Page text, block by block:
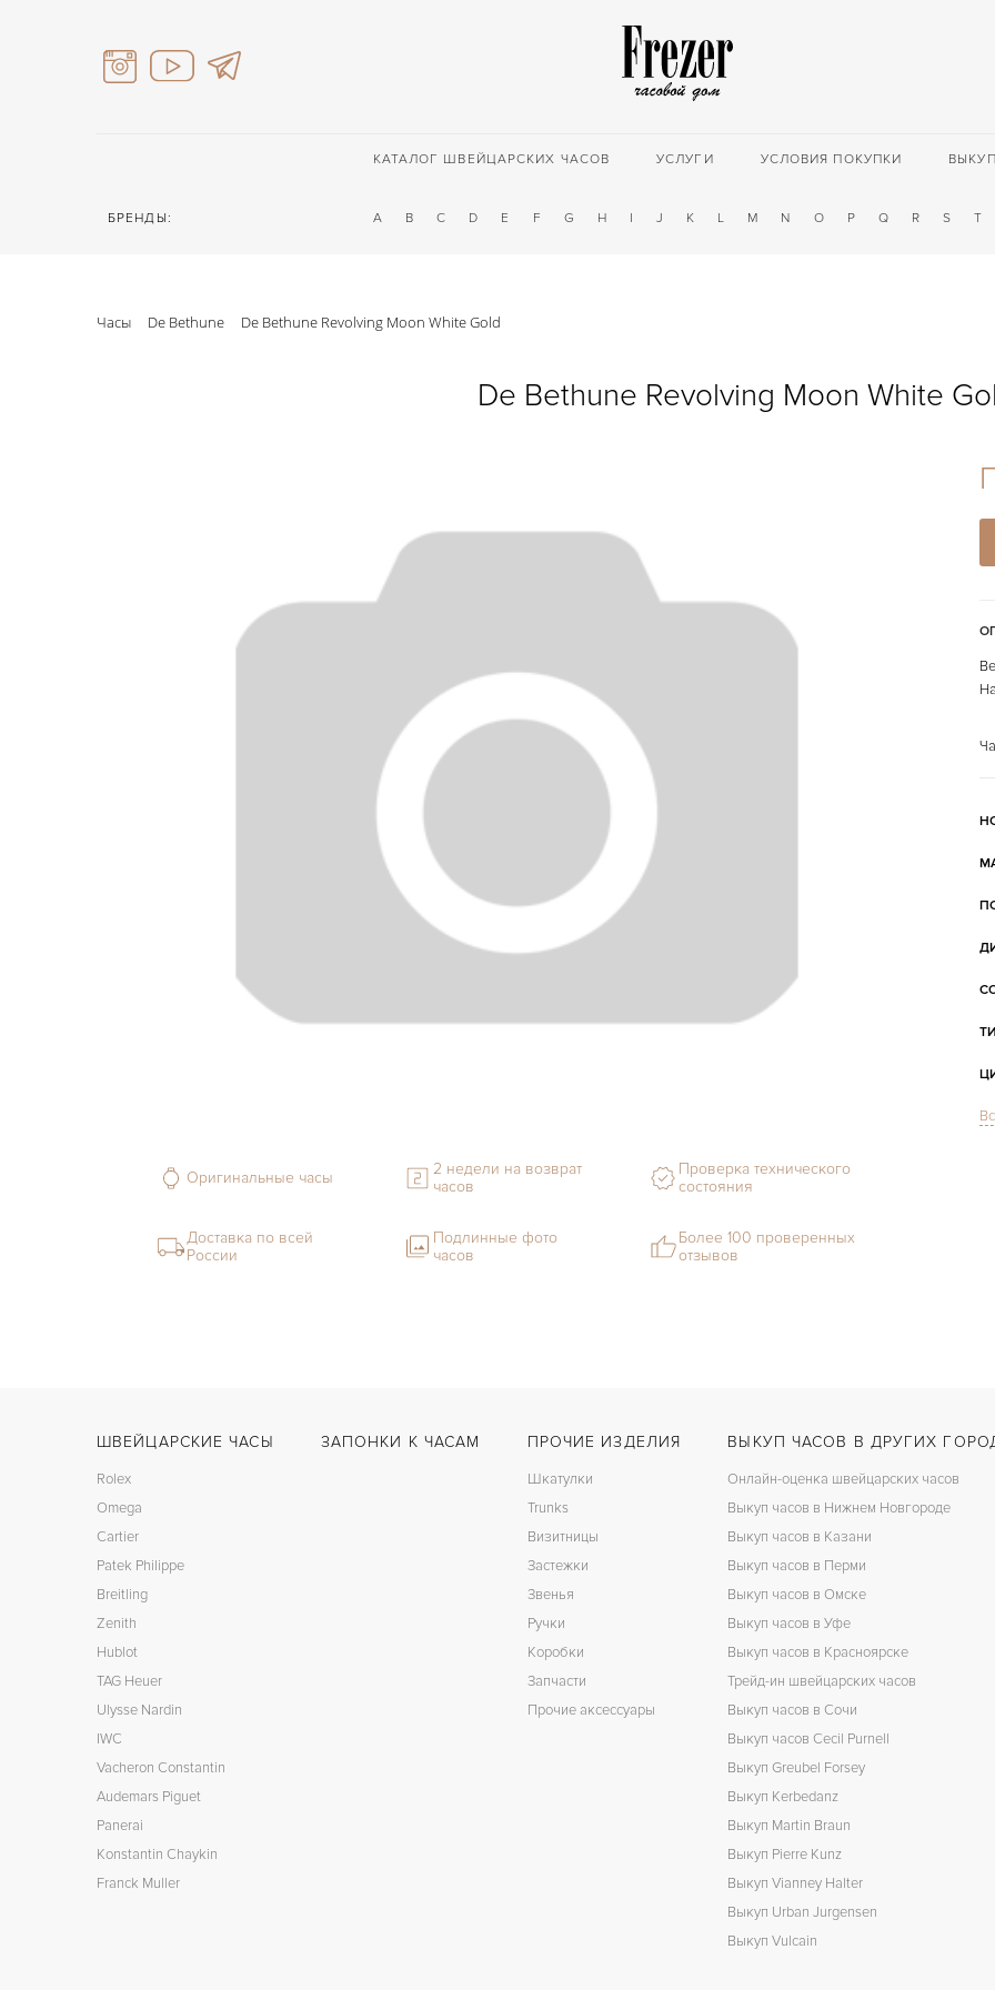
КАТАЛОГ ШВЕЙЦАРСКИХ ЧАСОВ УСЛУГИ УСЛОВИЯ ПОКУПКИ ВЫКУП
БРЕНДЫ: A B C D E F G H I J K L M N O P Q R S T
Часы De Bethune De Bethune Revolving Moon White Gold
De Bethune Revolving Moon White
Оригинальные часы
2 недели на возврат
часов
Проверка технического
состояния
Доставка по всей
России
Подлинные фото
часов
Более 100 проверенных
отзывов
ШВЕЙЦАРСКИЕ ЧАСЫ
Rolex
Omega
Cartier
Patek Philippe
Breitling
Zenith
Hublot
TAG Heuer
Ulysse Nardin
IWC
Vacheron Constantin
Audemars Piguet
Panerai
Konstantin Chaykin
Franck Muller
ЗАПОНКИ К ЧАСАМ ПРОЧИЕ ИЗДЕЛИЯ
Шкатулки
Trunks
Визитницы
Застежки
Звенья
Ручки
Коробки
Запчасти
Прочие аксессуары
ВЫКУП ЧАСОВ В ДРУГИХ
Онлайн-оценка швейцарских часов
Выкуп часов в Нижнем Новгороде
Выкуп часов в Казани
Выкуп часов в Перми
Выкуп часов в Омске
Выкуп часов в Уфе
Выкуп часов в Красноярске
Трейд-ин швейцарских часов
Выкуп часов в Сочи
Выкуп часов Cecil Purnell
Выкуп Greubel Forsey
Выкуп Kerbedanz
Выкуп Martin Braun
Выкуп Pierre Kunz
Выкуп Vianney Halter
Выкуп Urban Jurgensen
Выкуп Vulcain